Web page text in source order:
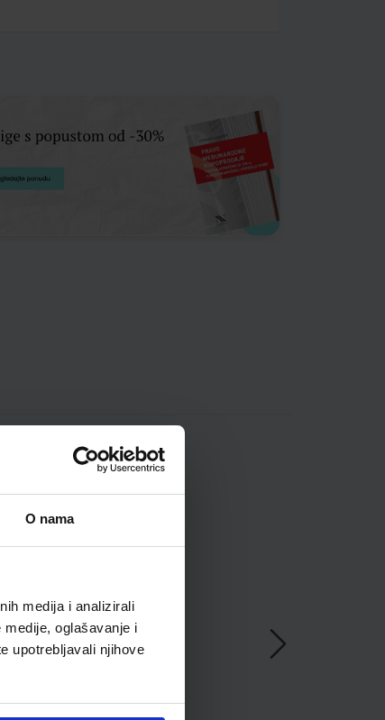
O nama
medija i analizirali
oglašavanje i
upotrebljavali njihove